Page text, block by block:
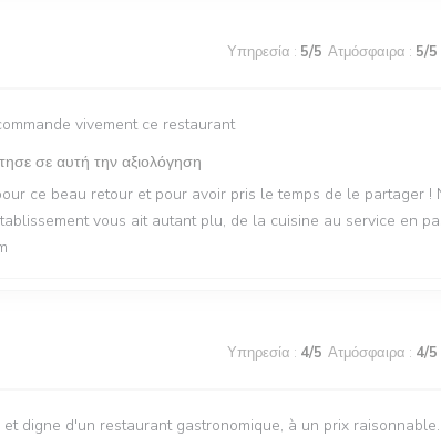
Υπηρεσία : 5/5 Ατμόσφαιρα : 5/5
vivement ce restaurant
σε αυτή την αξιολόγηση
ce beau retour et pour avoir pris le temps de le partager !
vous ait autant plu, de la cuisine au service en
Υπηρεσία : 4/5 Ατμόσφαιρα : 4/5
digne d'un restaurant gastronomique, à un prix raisonnable.